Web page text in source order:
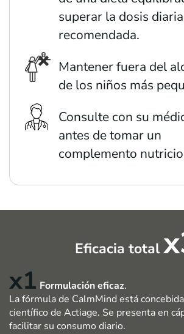
superar la dosis diaria
recomendada.
Mantener fuera del
de los niños más
Consulte con su
antes de tomar un
complemento
Eficacia total
x1 Formulación eficaz.
La fórmula de CalmMind está
científico de Actiage. Se presenta en
facilitar su consumo diario.